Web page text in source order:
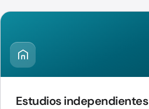
Estudios independientes